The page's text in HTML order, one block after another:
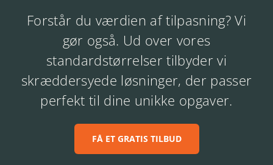
Forstår du værdien af tilpasning? Vi
gør også. Ud over vores
standardstørrelser tilbyder vi
skræddersyede løsninger, der passer
perfekt til dine unikke opgaver.
FÅ ET GRATIS TILBUD